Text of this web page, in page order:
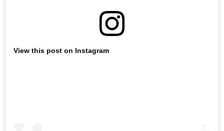
View this post on Instagram